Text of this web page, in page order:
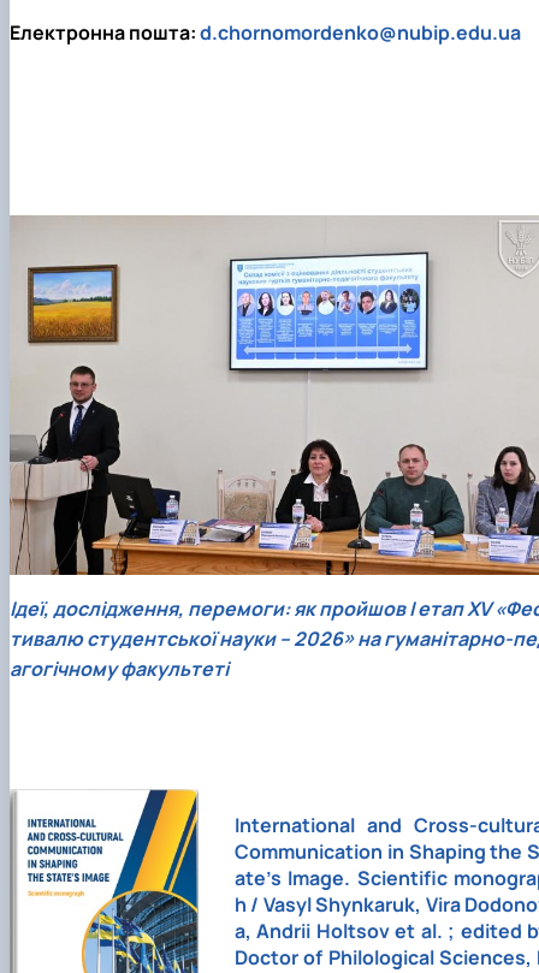
Електронна пошта:d.chornomordenko@nubip.edu.ua
Ідеї, дослідження, перемоги: як пройшов І етап ХV
тивалю студентської науки – 2026» на гуманітарно-
агогічному факультеті
International and Cross-
Communication in Shaping the
ate’s Image. Scientific
h / Vasyl Shynkaruk, Vira
a, Andrii Holtsov et al. ; edited
Doctor of Philological Sciences,